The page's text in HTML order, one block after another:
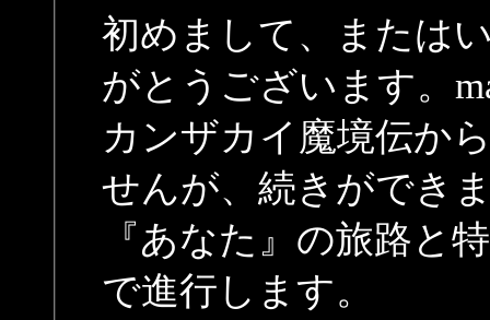
初めまして、または
がとうございます。
カンザカイ魔境伝か
せんが、続きができ
『あなた』の旅路と
で進行します。